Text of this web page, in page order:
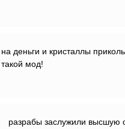
на деньги и кристаллы
такой мод!
разрабы заслужили высшую